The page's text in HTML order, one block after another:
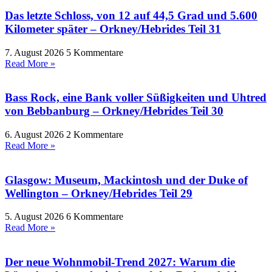
Das letzte Schloss, von 12 auf 44,5 Grad und 5.600
Kilometer später – Orkney/Hebrides Teil 31
7. August 2026 5 Kommentare
Read More »
Bass Rock, eine Bank voller Süßigkeiten und Uhtred
von Bebbanburg – Orkney/Hebrides Teil 30
6. August 2026 2 Kommentare
Read More »
Glasgow: Museum, Mackintosh und der Duke of
Wellington – Orkney/Hebrides Teil 29
5. August 2026 6 Kommentare
Read More »
Der neue Wohnmobil-Trend 2027: Warum die